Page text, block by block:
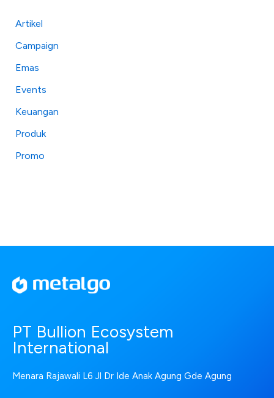
Artikel
Campaign
Emas
Events
Keuangan
Produk
Promo
PT Bullion Ecosystem
International
Menara Rajawali L6 Jl Dr Ide Anak Agung Gde Agung